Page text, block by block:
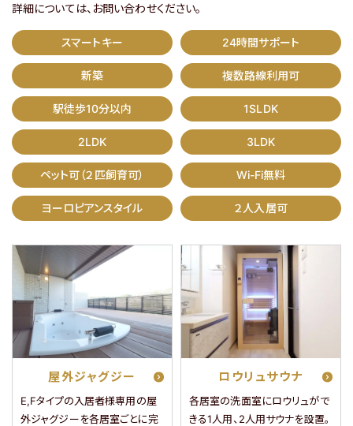
LINEで問い合わせする
友だち追加でお得！
お問い合わせフォーム
1分で入力完了！
9時～18時
0120-990-374
年中無休
0800-080-
3050
会社概要
コラム
プライバシーポリシー
詳細については、お問い合わせください。
スマートキー 24時間サポート
新築 複数路線利用可
駅徒歩10分以内 1SLDK
2LDK 3LDK
ペット可（２匹飼育可） Wi-Fi無料
ヨーロピアンスタイル ２人入居可
屋外ジャグジー
E,Fタイプの入居者様専用の屋
外ジャグジーを各居室ごとに完
ロウリュサウナ
各居室の洗面室にロウリュがで
きる1人用、2人用サウナを設置。